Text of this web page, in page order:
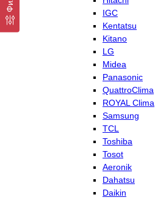
IGC
Kentatsu
Kitano
LG
Midea
Panasonic
QuattroClima
ROYAL Clima
Samsung
TCL
Toshiba
Tosot
Aeronik
Dahatsu
Daikin